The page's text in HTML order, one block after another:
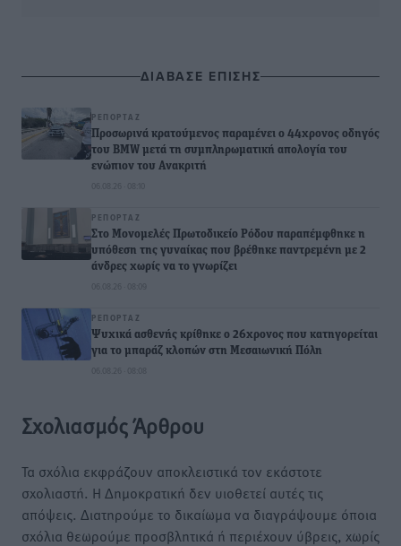
ΔΙΑΒΑΣΕ ΕΠΙΣΗΣ
ΡΕΠΟΡΤΆΖ
Προσωρινά κρατούμενος παραμένει ο 44χρονος οδηγός
του BMW μετά τη συμπληρωματική απολογία του
ενώπιον του Ανακριτή
06.08.26 · 08:10
ΡΕΠΟΡΤΆΖ
Στο Μονομελές Πρωτοδικείο Ρόδου παραπέμφθηκε η
υπόθεση της γυναίκας που βρέθηκε παντρεμένη με 2
άνδρες χωρίς να το γνωρίζει
06.08.26 · 08:09
ΡΕΠΟΡΤΆΖ
Ψυχικά ασθενής κρίθηκε ο 26χρονος που κατηγορείται
για το μπαράζ κλοπών στη Μεσαιωνική Πόλη
06.08.26 · 08:08
Σχολιασμός Άρθρου
Τα σχόλια εκφράζουν αποκλειστικά τον εκάστοτε
σχολιαστή. Η Δημοκρατική δεν υιοθετεί αυτές τις
απόψεις. Διατηρούμε το δικαίωμα να διαγράψουμε όποια
σχόλια θεωρούμε προσβλητικά ή περιέχουν ύβρεις, χωρίς